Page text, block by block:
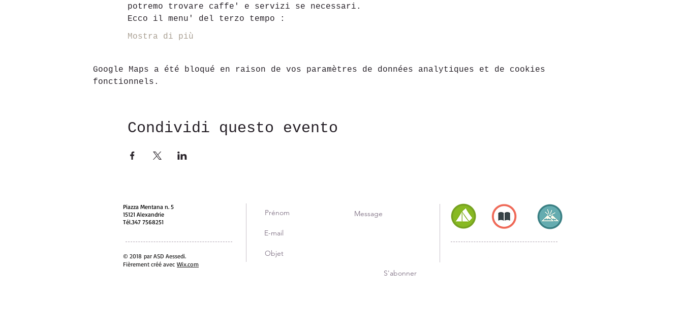
potremo trovare caffe' e servizi se necessari.
Ecco il menu' del terzo tempo :
Mostra di più
Google Maps a été bloqué en raison de vos paramètres de données analytiques et de cookies
fonctionnels.
Condividi questo evento
Piazza Mentana n. 5
15121 Alexandrie
Tél.347 7568251
© 2018 par ASD Aessedi.
Fièrement créé avec Wix.com
S'abonner